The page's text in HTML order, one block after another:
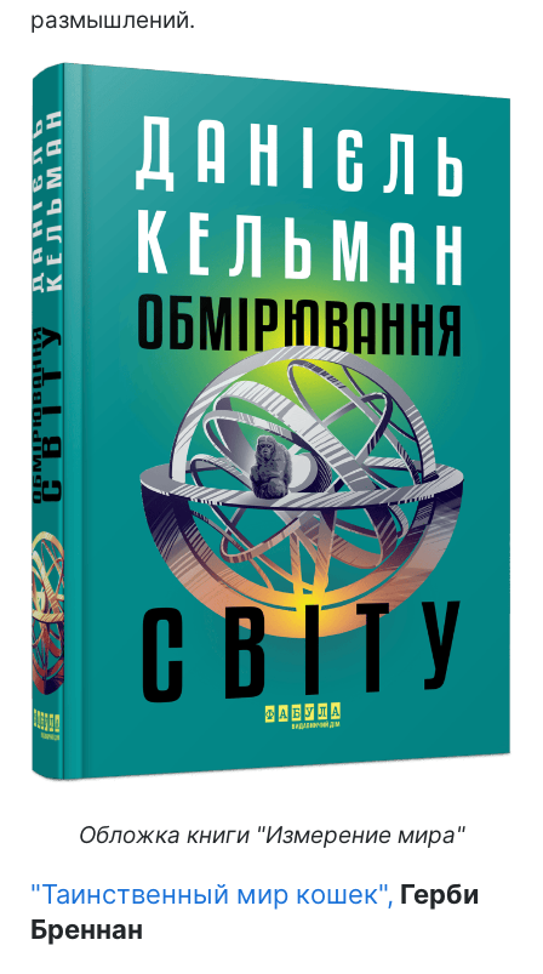
размышлений.
Обложка книги "Измерение мира"
"Таинственный мир кошек", Герби
Бреннан